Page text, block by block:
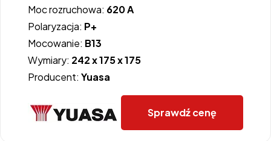
Moc rozruchowa: 620 A
Polaryzacja: P+
Mocowanie: B13
Wymiary: 242 x 175 x 175
Producent: Yuasa
Sprawdź cenę